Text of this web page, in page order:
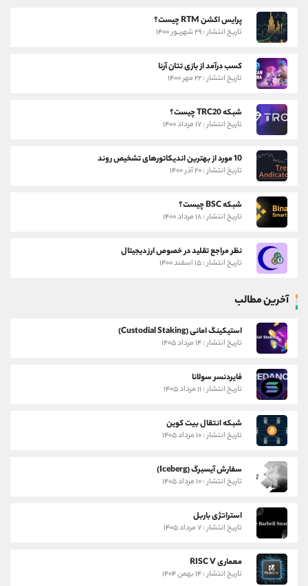
پرایس اکشن RTM چیست؟
تاریخ انتشار : ۲۹ شهریور ۱۴۰۰
کسب درآمد از بازی تتان آرنا
تاریخ انتشار : ۲۲ مهر ۱۴۰۰
شبکه TRC20 چیست؟
تاریخ انتشار : ۱۷ مرداد ۱۴۰۰
10 مورد از بهترین اندیکاتورهای تشخیص روند
تاریخ انتشار : ۲۰ آذر ۱۴۰۰
شبکه BSC چیست؟
تاریخ انتشار : ۱۸ مرداد ۱۴۰۰
نظر مراجع تقلید در خصوص ارز دیجیتال
تاریخ انتشار : ۱۵ اسفند ۱۴۰۰
آخرین مطالب
استیکینگ امانی (Custodial Staking)
تاریخ انتشار : ۱۴ مرداد ۱۴۰۵
فایردنسر سولانا
تاریخ انتشار : ۱۱ مرداد ۱۴۰۵
شبکه انتقال بیت کوین
تاریخ انتشار : ۱۰ مرداد ۱۴۰۵
سفارش آیسبرگ (Iceberg)
تاریخ انتشار : ۱۰ مرداد ۱۴۰۵
استراتژی باربل
تاریخ انتشار : ۷ مرداد ۱۴۰۵
معماری RISC V
تاریخ انتشار : ۱۴ بهمن ۱۴۰۴